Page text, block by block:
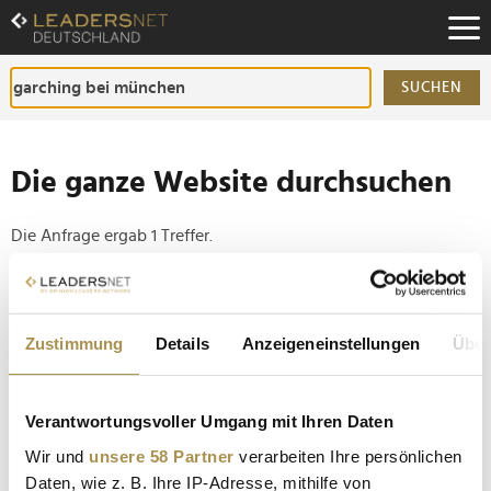
Zustimmung Details Anzeigeneinstellungen
Verantwortungsvoller Umgang mit Ihren Daten
Wir und unsere 58 Partner verarbeiten Ihre persönlichen
Daten, wie z. B. Ihre IP-Adresse, mithilfe von
Zum
Inhalt
Zur
Fußzeilen-
Navigation
SUCHEN
Die ganze Website durchsuchen
Die Anfrage ergab 1 Treffer.
Tipp
Seiten suchen, die genau diese Wortgruppe enthalten:
Ledvance kehrt zu Team Lewis zurück